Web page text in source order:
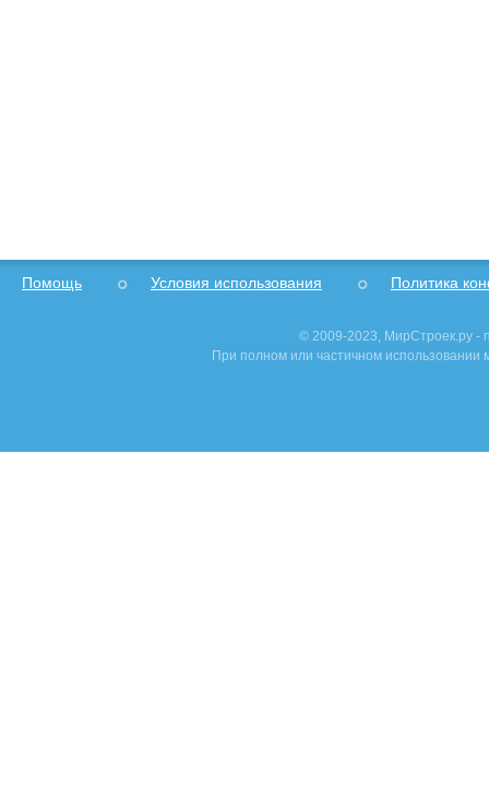
Помощь Условия использования Политика
© 2009-2023, МирСтроек.ру -
При полном или частичном использовании